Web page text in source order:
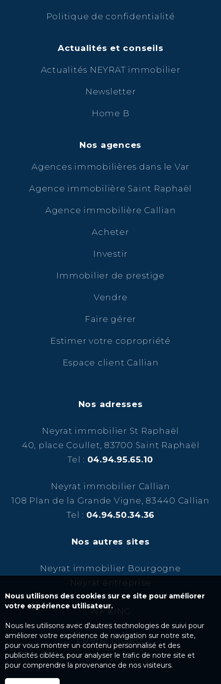
Politique de confidentialité
Actualités et conseils
Actualités NEYRAT immobilier
Newsletter
Home B
Nos agences
Agences immobilières dans le Var
Agence immobilière Saint Raphaël
Agence immobilière Callian
Acheter
Investir
Immobilier de prestige
Vendre
Faire gérer
Estimer votre copropriété
Espace client Callian
Nos adresses
Neyrat immobilier St Raphaël
40, place Coullet, 83700 Saint Raphaël
Tel : 04.94.95.65.10
Neyrat immobilier Callian
108 Plan de la Grande Vigne, 83440 Callian
Tel : 04.94.50.34.36
Nos autres sites
Neyrat immobilier Bourgogne
Neyrat entreprise
NCBC
WF KING
Kairos Success
Esterel project
Nous utilisons des cookies sur ce site pour améliorer
votre expérience utilisateur.
Nous les utilisons avec d'autres technologies de suivi pour
améliorer votre expérience de navigation sur notre site,
pour vous montrer un contenu personnalisé et des
publicités ciblées, pour analyser le trafic de notre site et
pour comprendre la provenance de nos visiteurs.